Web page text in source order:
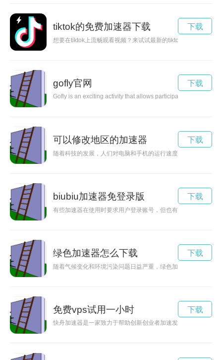
tiktok的免费加速器下载
想要在tiktok上流畅观看视频？来试试最新的tiktok免费破解版加
下载
gofly官网
Gofly is an exciting activity that allows participants to
下载
可以修改地区的加速器
随着科技的发展，人们对电脑和手机的运行速度要求越来越高
下载
biubiu加速器免登录版
有些加速器在使用时要求用户登录账号，但也有一些无需登录
下载
绿色加速器怎么下载
随着气候变化和环境污染问题日益严重，绿色加速器成为推动
下载
免费vps试用一小时
快舟加速器是一家致力于帮助创新创业者加速发展的机构，通
下载